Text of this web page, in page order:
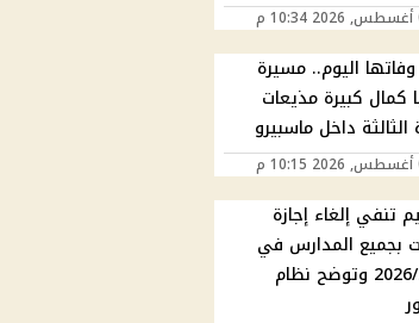
اليوم.. مسيرة
كمال كبيرة مذيعات
الثالثة داخل ماسبيرو
تنفي إلغاء إجازة
بجميع المدارس في
2026/2027 وتوضح نظام